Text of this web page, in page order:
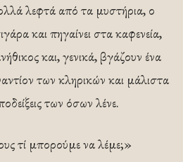
λεφτά από τα μυστήρια, ο
και πηγαίνει στα καφενεία,
και, γενικά, βγάζουν ένα
των κληρικών και μάλιστα
των όσων λένε.
τί μπορούμε να λέμε;»